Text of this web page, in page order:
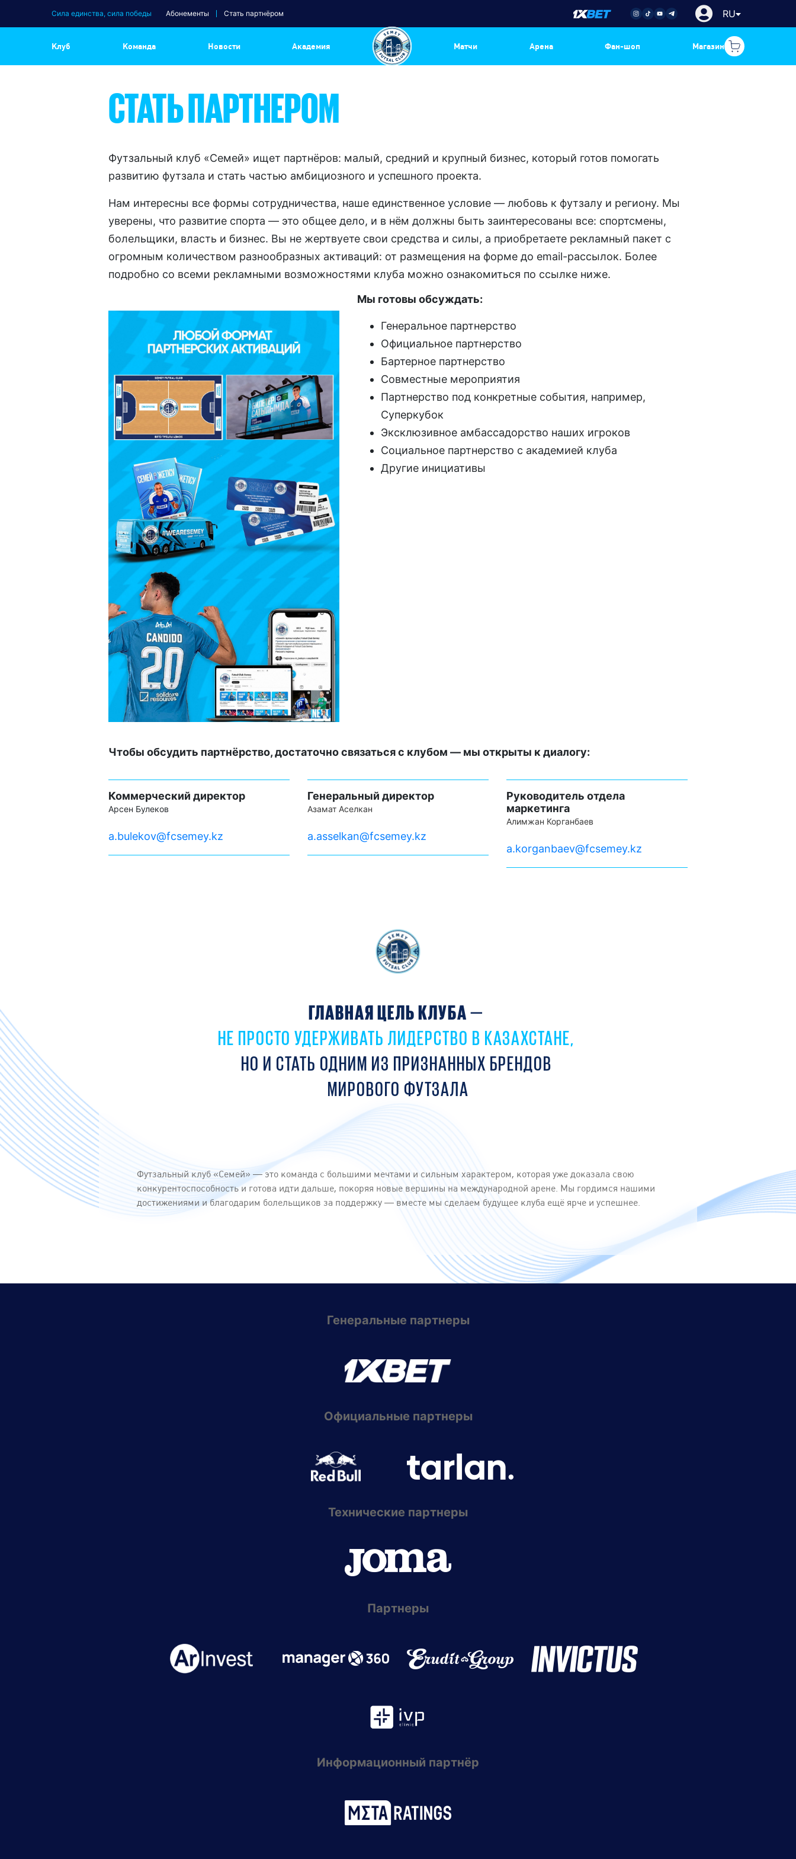
Сила единства, сила победы Абонементы Стать партнёром RU
Клуб Команда Новости Академия Матчи Арена Фан-шоп Магазин
СТАТЬ ПАРТНЕРОМ
Футзальный клуб «Семей» ищет партнёров: малый, средний и крупный бизнес, который готов помогать
развитию футзала и стать частью амбициозного и успешного проекта.
Нам интересны все формы сотрудничества, наше единственное условие — любовь к футзалу и региону. Мы
уверены, что развитие спорта — это общее дело, и в нём должны быть заинтересованы все: спортсмены,
болельщики, власть и бизнес. Вы не жертвуете свои средства и силы, а приобретаете рекламный пакет с
огромным количеством разнообразных активаций: от размещения на форме до email-рассылок. Более
подробно со всеми рекламными возможностями клуба можно ознакомиться по ссылке ниже.
Мы готовы обсуждать:
Генеральное партнерство
Официальное партнерство
Бартерное партнерство
Совместные мероприятия
Партнерство под конкретные события, например,
Суперкубок
Эксклюзивное амбассадорство наших игроков
Социальное партнерство с академией клуба
Другие инициативы
Чтобы обсудить партнёрство, достаточно связаться с клубом — мы открыты к диалогу:
Коммерческий директор
Арсен Булеков
a.bulekov@fcsemey.kz
Генеральный директор
Азамат Аселкан
a.asselkan@fcsemey.kz
Руководитель отдела
маркетинга
Алимжан Корганбаев
a.korganbaev@fcsemey.kz
ГЛАВНАЯ ЦЕЛЬ КЛУБА —
НЕ ПРОСТО УДЕРЖИВАТЬ ЛИДЕРСТВО В КАЗАХСТАНЕ,
НО И СТАТЬ ОДНИМ ИЗ ПРИЗНАННЫХ БРЕНДОВ
МИРОВОГО ФУТЗАЛА
Футзальный клуб «Семей» — это команда с большими мечтами и сильным характером, которая уже доказала свою
конкурентоспособность и готова идти дальше, покоряя новые вершины на международной арене. Мы гордимся нашими
достижениями и благодарим болельщиков за поддержку — вместе мы сделаем будущее клуба ещё ярче и успешнее.
Генеральные партнеры
Официальные партнеры
Технические партнеры
Партнеры
Информационный партнёр